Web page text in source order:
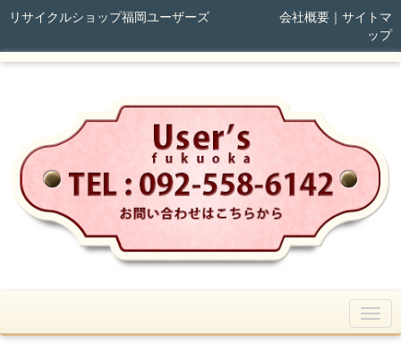
リサイクルショップ福岡ユーザーズ 会社概要｜ サイトマ
ップ